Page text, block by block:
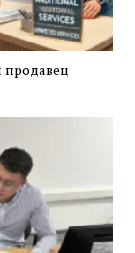
продавец